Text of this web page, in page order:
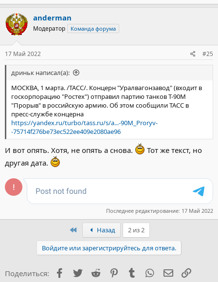
anderman
Модератор Команда форума
17 Май 2022 #25
дриньк написал(а):
МОСКВА, 1 марта. /ТАСС/. Концерн "Уралвагонзавод" (входит в
госкорпорацию "Ростех") отправил партию танков Т-90М
"Прорыв" в российскую армию. Об этом сообщили ТАСС в
пресс-службе концерна
https://yandex.ru/turbo/tass.ru/s/a...-90M_Proryv-
-75714f276be73ec522ee409e2080ae96
И вот опять. Хотя, не опять а снова.
Тот же текст, но
другая дата.
Последнее редактирование: 17 Май 2022
ПервыйНазад 2 из 2
Войдите или зарегистрируйтесь для ответа.
Поделиться: Facebook
Twitter Reddit PinterestTumblr WhatsApp